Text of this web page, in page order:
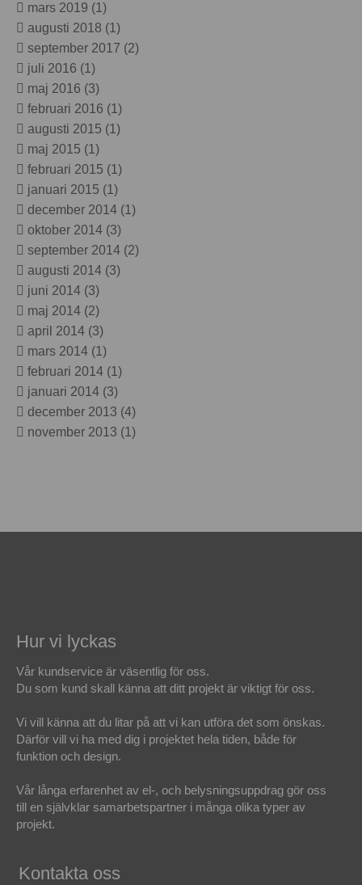
mars 2019 (1)
augusti 2018 (1)
september 2017 (2)
juli 2016 (1)
maj 2016 (3)
februari 2016 (1)
augusti 2015 (1)
maj 2015 (1)
februari 2015 (1)
januari 2015 (1)
december 2014 (1)
oktober 2014 (3)
september 2014 (2)
augusti 2014 (3)
juni 2014 (3)
maj 2014 (2)
april 2014 (3)
mars 2014 (1)
februari 2014 (1)
januari 2014 (3)
december 2013 (4)
november 2013 (1)
Hur vi lyckas
Vår kundservice är väsentlig för oss.
Du som kund skall känna att ditt projekt är viktigt för oss.
Vi vill känna att du litar på att vi kan utföra det som önskas.
Därför vill vi ha med dig i projektet hela tiden, både för
funktion och design.
Vår långa erfarenhet av el-, och belysningsuppdrag gör oss
till en självklar samarbetspartner i många olika typer av
projekt.
Kontakta oss